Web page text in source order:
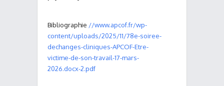
Bibliographie //www.apcof.fr/wp-
content/uploads/2025/11/78e-soiree-
dechanges-cliniques-APCOF-Etre-
victime-de-son-travail-17-mars-
2026.docx-2.pdf